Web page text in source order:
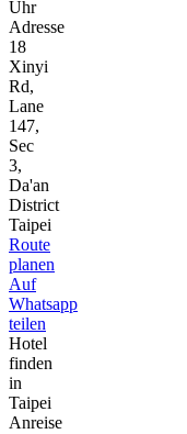
Uhr
Adresse
18
Xinyi
Rd,
Lane
147,
Sec
3,
Da'an
District
Taipei
Route
planen
Auf
Whatsapp
teilen
Hotel
finden
in
Taipei
Anreise